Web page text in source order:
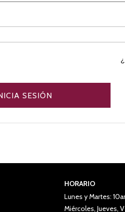
HORARIO
Lunes y Martes:
Miércoles, Jueves,